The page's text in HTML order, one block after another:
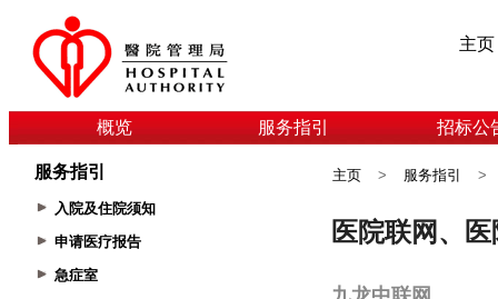
主页
概览 服务指引 招标公
服务指引
入院及住院须知
申请医疗报告
急症室
主页 > 服务指引 >